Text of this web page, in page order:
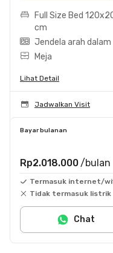
Full Size Bed
cm
Jendela arah dalam
Meja
Lihat Detail
Jadwalkan Visit
Bayar bulanan
Rp2.018.000 /bulan
Termasuk internet/
Tidak termasuk listrik
Chat